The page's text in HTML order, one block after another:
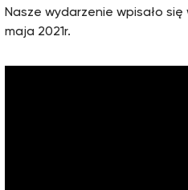
Nasze wydarzenie wpisało
maja 2021r.